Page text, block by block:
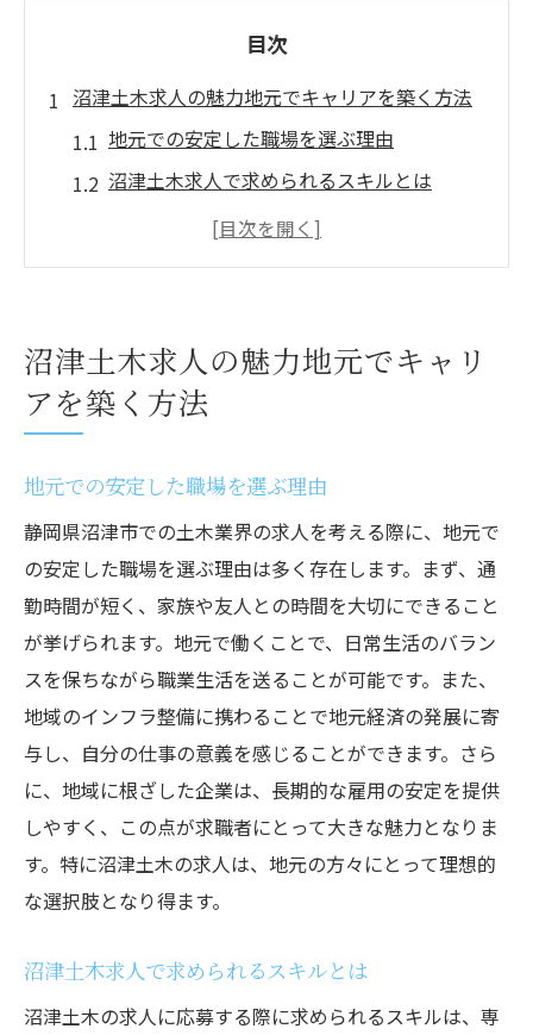
目次
沼津土木求人の魅力地元でキャリアを築く方法
地元での安定した職場を選ぶ理由
沼津土木求人で求められるスキルとは
地元企業の文化と働きやすさ
地域貢献ができる仕事の魅力
地域密着型の求人の特徴
静岡県沼津市での土木求人最新情報を探る
最近の求人動向と需要の変化
人気の求人サイトとその活用法
ハローワークの活用方法とメリット
企業の公式アカウントを見逃さないコツ
中途採用で沼津土木業界に飛び込む秘訣
中途採用で求められる人材像
効果的な履歴書と職務経歴書の作成法
面接でアピールすべきポイント
転職活動を成功させるための計画
業界へのスムーズな転職を目指すには
沼津土木求人を効率的に見つけるためのステッ
プ
沼津土木求人の魅力地元でキャリ
アを築く方法
地元での安定した職場を選ぶ理由
静岡県沼津市での土木業界の求人を考える際に、地元で
の安定した職場を選ぶ理由は多く存在します。まず、通
勤時間が短く、家族や友人との時間を大切にできること
が挙げられます。地元で働くことで、日常生活のバラン
スを保ちながら職業生活を送ることが可能です。また、
地域のインフラ整備に携わることで地元経済の発展に寄
与し、自分の仕事の意義を感じることができます。さら
に、地域に根ざした企業は、長期的な雇用の安定を提供
しやすく、この点が求職者にとって大きな魅力となりま
す。特に沼津土木の求人は、地元の方々にとって理想的
な選択肢となり得ます。
沼津土木求人で求められるスキルとは
沼津土木の求人に応募する際に求められるスキルは、専